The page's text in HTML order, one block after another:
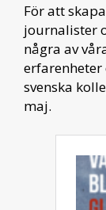
För att
journalister
några av
erfarenheter
svenska
maj.